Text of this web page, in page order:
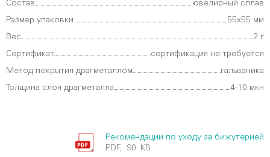
Состав ювелирный сплав
Размер упаковки 55х55 мм
Вес 2 г
Сертификат сертификация не требуется
Метод покрытия драгметаллом гальваника
Толщина слоя драгметалла 4-10 мкн
Рекомендации по уходу за бижутерией
PDF, 90 KB